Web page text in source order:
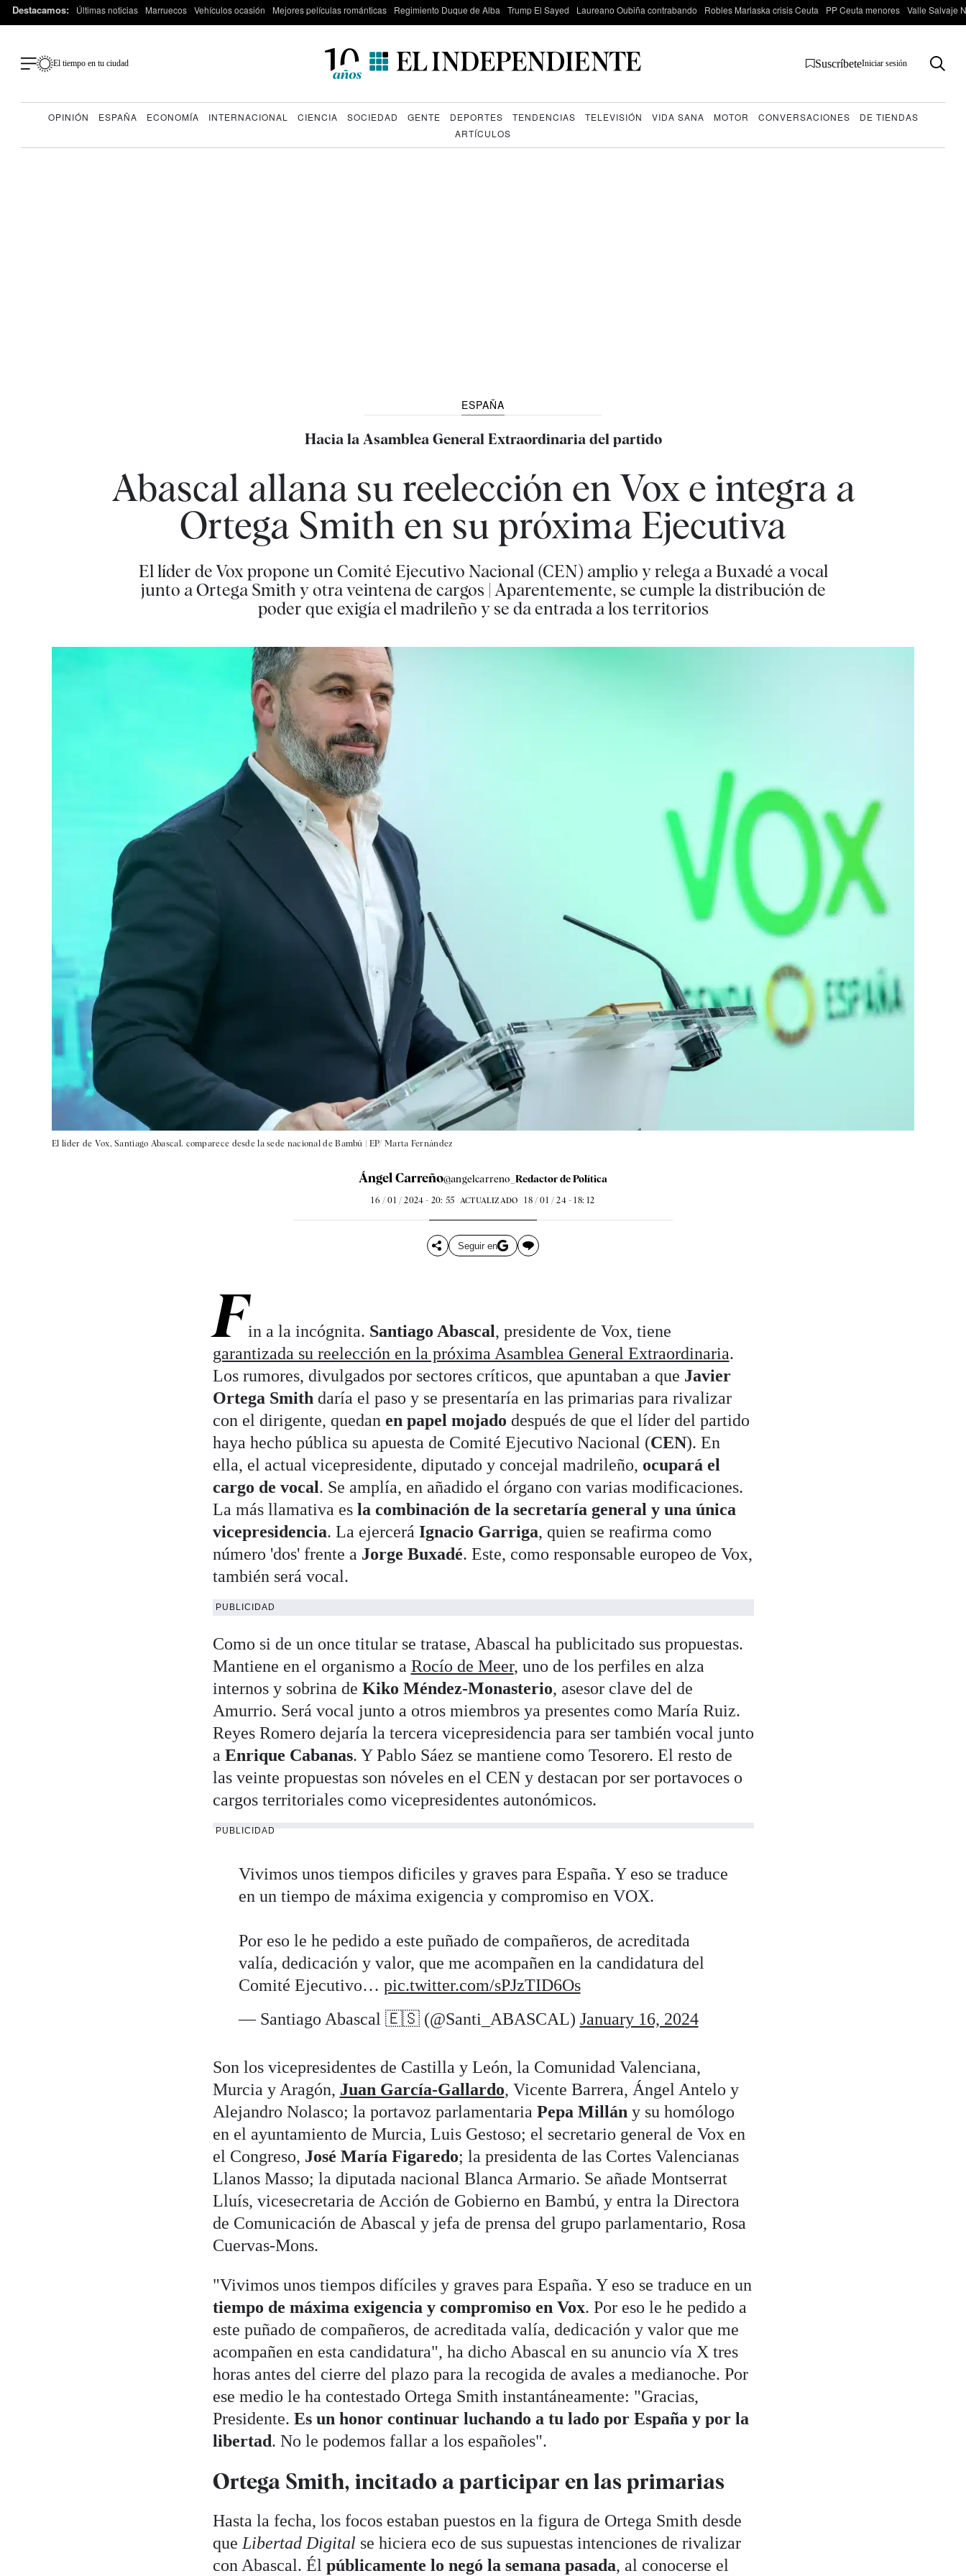
Destacamos: Últimas noticias Marruecos Vehículos ocasión Mejores películas románticas Regimiento Duque de Alba Trump El Sayed Laureano Oubiña contrabando Robles Marlaska crisis Ceuta PP Ceuta menores Valle Salvaje
El tiempo en tu ciudad SuscríbeteIniciar sesión
OPINIÓN ESPAÑA ECONOMÍA INTERNACIONAL CIENCIA SOCIEDAD GENTE DEPORTES TENDENCIAS TELEVISIÓN VIDA SANA MOTOR CONVERSACIONES
DE TIENDAS
ARTÍCULOS
ESPAÑA
Hacia la Asamblea General Extraordinaria del partido
Abascal allana su reelección en Vox e integra a
Ortega Smith en su próxima Ejecutiva
El líder de Vox propone un Comité Ejecutivo Nacional (CEN) amplio y relega a Buxadé a vocal
junto a Ortega Smith y otra veintena de cargos | Aparentemente, se cumple la distribución de
poder que exigía el madrileño y se da entrada a los territorios
El líder de Vox, Santiago Abascal. comparece desde la sede nacional de Bambú | EP/ Marta Fernández
Ángel Carreño Redactor de Política
@angelcarreno_
16 / 01 / 2024 - 20: 55 ACTUALIZADO 18 / 01 / 24 - 18: 12
Seguir en
Fin a la incógnita. Santiago Abascal, presidente de Vox, tiene
garantizada su reelección en la próxima Asamblea General Extraordinaria.
Los rumores, divulgados por sectores críticos, que apuntaban a que Javier
Ortega Smithdaría el paso y se presentaría en las primarias para rivalizar
con el dirigente, quedan en papel mojado después de que el líder del partido
haya hecho pública su apuesta de Comité Ejecutivo Nacional (CEN). En
ella, el actual vicepresidente, diputado y concejal madrileño, ocupará el
cargo de vocal. Se amplía, en añadido el órgano con varias modificaciones.
La más llamativa es la combinación de la secretaría general y una única
vicepresidencia. La ejercerá Ignacio Garriga, quien se reafirma como
número 'dos' frente a Jorge Buxadé. Este, como responsable europeo de Vox,
también será vocal.
PUBLICIDAD
Como si de un once titular se tratase, Abascal ha publicitado sus propuestas.
Mantiene en el organismo a Rocío de Meer, uno de los perfiles en alza
internos y sobrina de Kiko Méndez-Monasterio, asesor clave del de
Amurrio. Será vocal junto a otros miembros ya presentes como María Ruiz.
Reyes Romero dejaría la tercera vicepresidencia para ser también vocal junto
a Enrique Cabanas. Y Pablo Sáez se mantiene como Tesorero. El resto de
las veinte propuestas son nóveles en el CEN y destacan por ser portavoces o
cargos territoriales como vicepresidentes autonómicos.
PUBLICIDAD
Vivimos unos tiempos dificiles y graves para España. Y eso se traduce
en un tiempo de máxima exigencia y compromiso en VOX.
Por eso le he pedido a este puñado de compañeros, de acreditada
valía, dedicación y valor, que me acompañen en la candidatura del
Comité Ejecutivo… pic.twitter.com/sPJzTID6Os
— Santiago Abascal 🇪🇸 (@Santi_ABASCAL) January 16, 2024
Son los vicepresidentes de Castilla y León, la Comunidad Valenciana,
Murcia y Aragón, Juan García-Gallardo, Vicente Barrera, Ángel Antelo y
Alejandro Nolasco; la portavoz parlamentaria Pepa Millány su homólogo
en el ayuntamiento de Murcia, Luis Gestoso; el secretario general de Vox en
el Congreso, José María Figaredo; la presidenta de las Cortes Valencianas
Llanos Masso; la diputada nacional Blanca Armario. Se añade Montserrat
Lluís, vicesecretaria de Acción de Gobierno en Bambú, y entra la Directora
de Comunicación de Abascal y jefa de prensa del grupo parlamentario, Rosa
Cuervas-Mons.
"Vivimos unos tiempos difíciles y graves para España. Y eso se traduce en un
tiempo de máxima exigencia y compromiso en Vox. Por eso le he pedido a
este puñado de compañeros, de acreditada valía, dedicación y valor que me
acompañen en esta candidatura", ha dicho Abascal en su anuncio vía X tres
horas antes del cierre del plazo para la recogida de avales a medianoche. Por
ese medio le ha contestado Ortega Smith instantáneamente: "Gracias,
Presidente. Es un honor continuar luchando a tu lado por España y por la
libertad. No le podemos fallar a los españoles".
Ortega Smith, incitado a participar en las primarias
Hasta la fecha, los focos estaban puestos en la figura de Ortega Smith desde
que Libertad Digital se hiciera eco de sus supuestas intenciones de rivalizar
con Abascal. Él públicamente lo negó la semana pasada, al conocerse el